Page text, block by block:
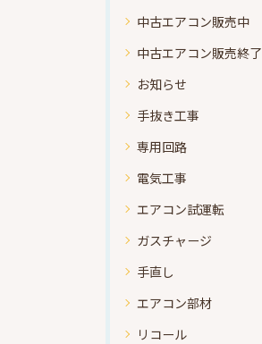
中古エアコン販売中
中古エアコン販売終了
お知らせ
手抜き工事
専用回路
電気工事
エアコン試運転
ガスチャージ
手直し
エアコン部材
リコール